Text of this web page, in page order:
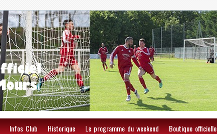
Infos Club Historique Le programme du weekend Boutique officielle